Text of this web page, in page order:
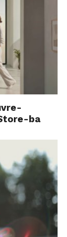
ba